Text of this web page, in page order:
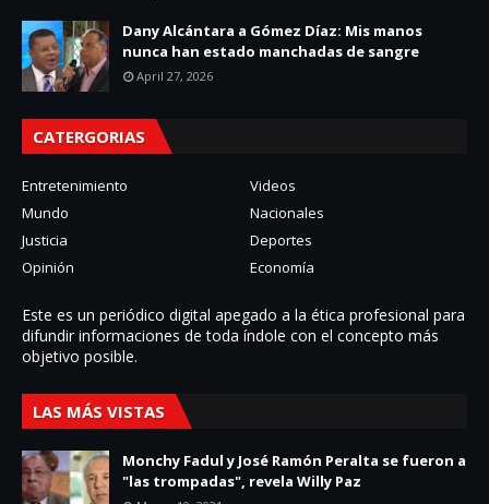
Dany Alcántara a Gómez Díaz: Mis manos
nunca han estado manchadas de sangre
April 27, 2026
CATERGORIAS
Entretenimiento
Videos
Mundo
Nacionales
Justicia
Deportes
Opinión
Economía
Este es un periódico digital apegado a la ética profesional para
difundir informaciones de toda í­ndole con el concepto más
objetivo posible.
LAS MÁS VISTAS
Monchy Fadul y José Ramón Peralta se fueron a
"las trompadas", revela Willy Paz